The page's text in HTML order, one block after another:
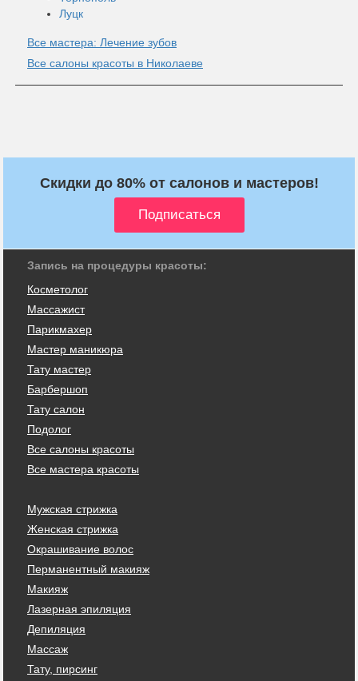
Луцк
Все мастера: Лечение зубов
Все салоны красоты в Николаеве
Скидки до 80% от салонов и мастеров!
Запись на процедуры красоты:
Косметолог
Массажист
Парикмахер
Мастер маникюра
Тату мастер
Барбершоп
Тату салон
Подолог
Все салоны красоты
Все мастера красоты
Мужская стрижка
Женская стрижка
Окрашивание волос
Перманентный макияж
Макияж
Лазерная эпиляция
Депиляция
Массаж
Тату, пирсинг